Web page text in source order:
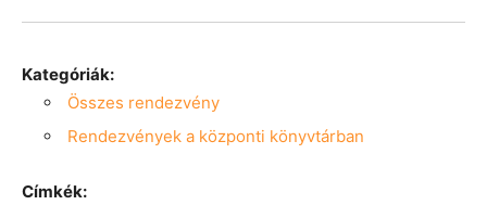
Kategóriák:
Összes rendezvény
Rendezvények a központi könyvtárban
Címkék: